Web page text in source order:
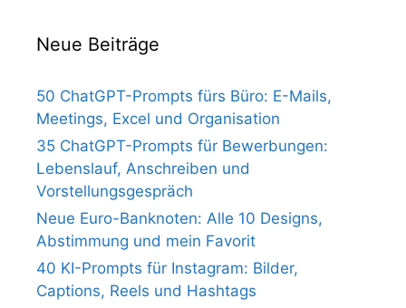
Neue Beiträge
50 ChatGPT-Prompts fürs Büro: E-Mails,
Meetings, Excel und Organisation
35 ChatGPT-Prompts für Bewerbungen:
Lebenslauf, Anschreiben und
Vorstellungsgespräch
Neue Euro-Banknoten: Alle 10 Designs,
Abstimmung und mein Favorit
40 KI-Prompts für Instagram: Bilder,
Captions, Reels und Hashtags